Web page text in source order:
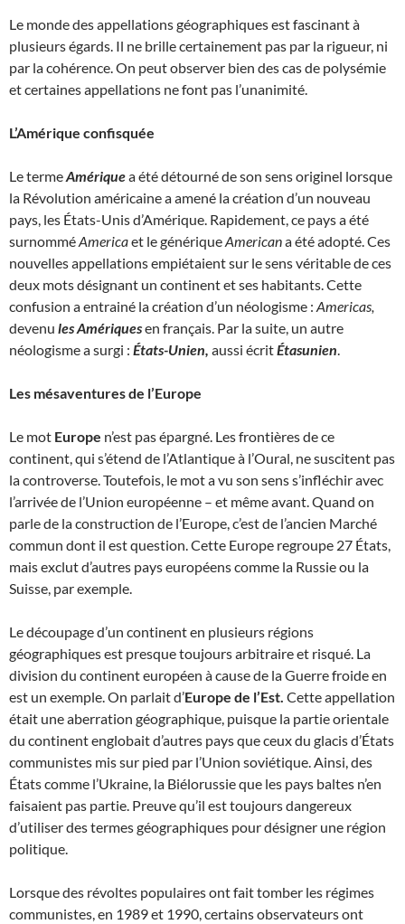
Le monde des appellations géographiques est fascinant à
plusieurs égards. Il ne brille certainement pas par la rigueur, ni
par la cohérence. On peut observer bien des cas de polysémie
et certaines appellations ne font pas l’unanimité.
L’Amérique confisquée
Le termeAmériquea été détourné de son sens originel lorsque
la Révolution américaine a amené la création d’un nouveau
pays, les États-Unis d’Amérique. Rapidement, ce pays a été
surnomméAmericaet le génériqueAmericana été adopté. Ces
nouvelles appellations empiétaient sur le sens véritable de ces
deux mots désignant un continent et ses habitants. Cette
confusion a entrainé la création d’un néologisme : Americas,
devenu les Amériquesen français. Par la suite, un autre
néologisme a surgi : États-Unien, aussi écritÉtasunien.
Les mésaventures de l’Europe
Le mot Europe n’est pas épargné. Les frontières de ce
continent, qui s’étend de l’Atlantique à l’Oural, ne suscitent pas
la controverse. Toutefois, le mot a vu son sens s’infléchir avec
l’arrivée de l’Union européenne – et même avant. Quand on
parle de la construction de l’Europe, c’est de l’ancien Marché
commun dont il est question. Cette Europe regroupe 27 États,
mais exclut d’autres pays européens comme la Russie ou la
Suisse, par exemple.
Le découpage d’un continent en plusieurs régions
géographiques est presque toujours arbitraire et risqué. La
division du continent européen à cause de la Guerre froide en
est un exemple. On parlait d’Europe de l’Est. Cette appellation
était une aberration géographique, puisque la partie orientale
du continent englobait d’autres pays que ceux du glacis d’États
communistes mis sur pied par l’Union soviétique. Ainsi, des
États comme l’Ukraine, la Biélorussie que les pays baltes n’en
faisaient pas partie. Preuve qu’il est toujours dangereux
d’utiliser des termes géographiques pour désigner une région
politique.
Lorsque des révoltes populaires ont fait tomber les régimes
communistes, en 1989 et 1990, certains observateurs ont